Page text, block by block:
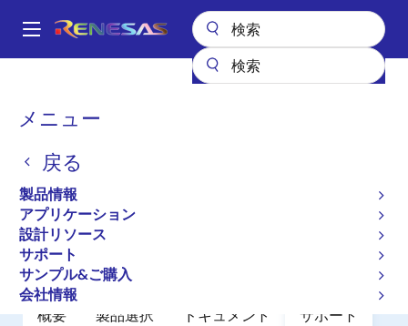
ン
Main
メニュー
戻る
製品情報
アプリケーション
設計リソース
サポート
サンプル&ご購入
会社情報
パ
く
ず
パワーディスクリート パワーMOSFET UPA1707G
UPA1707G
廃止品
N Channel Power MOSFET
概要 製品選択 ドキュメント サポート